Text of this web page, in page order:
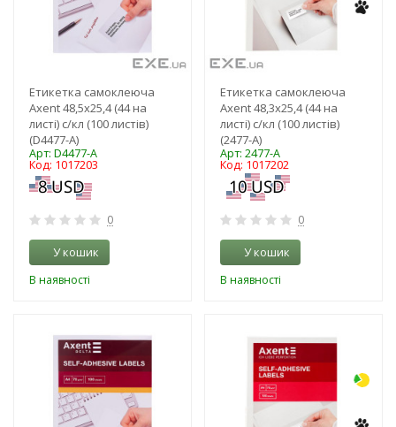
Етикетка самоклеюча
Axent 48,5x25,4 (44 на
листі) с/кл (100 листів)
(D4477-A)
Арт: D4477-A
Код: 1017203
0
У кошик
В наявності
Етикетка самоклеюча
Axent 48,3x25,4 (44 на
листі) с/кл (100 листів)
(2477-A)
Арт: 2477-A
Код: 1017202
0
У кошик
В наявності